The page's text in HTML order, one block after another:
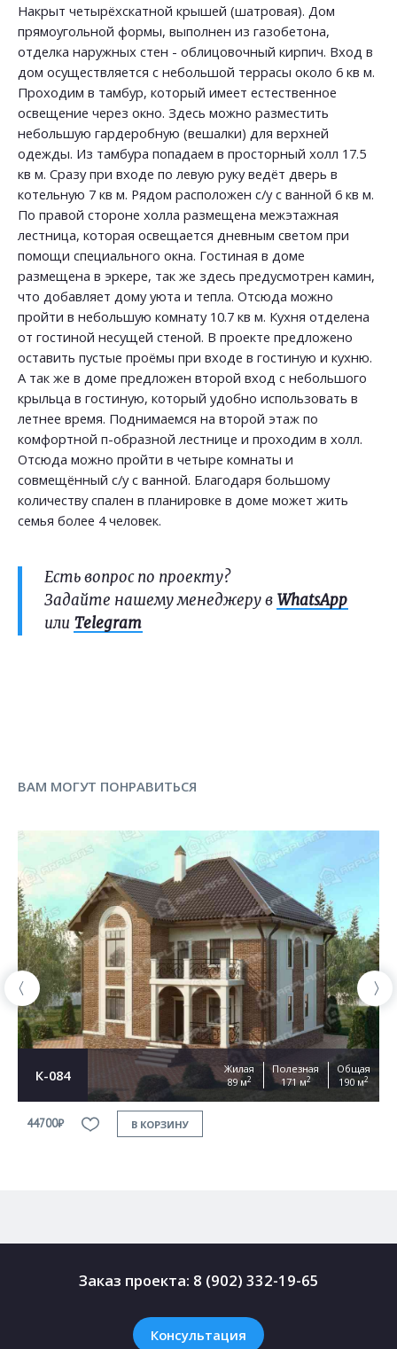
Накрыт четырёхскатной крышей (шатровая). Дом
прямоугольной формы, выполнен из газобетона,
отделка наружных стен - облицовочный кирпич. Вход в
дом осуществляется с небольшой террасы около 6 кв м.
Проходим в тамбур, который имеет естественное
освещение через окно. Здесь можно разместить
небольшую гардеробную (вешалки) для верхней
одежды. Из тамбура попадаем в просторный холл 17.5
кв м. Сразу при входе по левую руку ведёт дверь в
котельную 7 кв м. Рядом расположен с/у с ванной 6 кв м.
По правой стороне холла размещена межэтажная
лестница, которая освещается дневным светом при
помощи специального окна. Гостиная в доме
размещена в эркере, так же здесь предусмотрен камин,
что добавляет дому уюта и тепла. Отсюда можно
пройти в небольшую комнату 10.7 кв м. Кухня отделена
от гостиной несущей стеной. В проекте предложено
оставить пустые проёмы при входе в гостиную и кухню.
А так же в доме предложен второй вход с небольшого
крыльца в гостиную, который удобно использовать в
летнее время. Поднимаемся на второй этаж по
комфортной п-образной лестнице и проходим в холл.
Отсюда можно пройти в четыре комнаты и
совмещённый с/у с ванной. Благодаря большому
количеству спален в планировке в доме может жить
семья более 4 человек.
Есть вопрос по проекту?
Задайте нашему менеджеру в WhatsApp
или Telegram
ВАМ МОГУТ ПОНРАВИТЬСЯ
К-084
Жилая
89 м2
Полезная
171 м2
Общая
190 м2
44700₽ В КОРЗИНУ
Заказ проекта: 8 (902) 332-19-65
Консультация